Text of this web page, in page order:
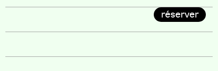
réserver